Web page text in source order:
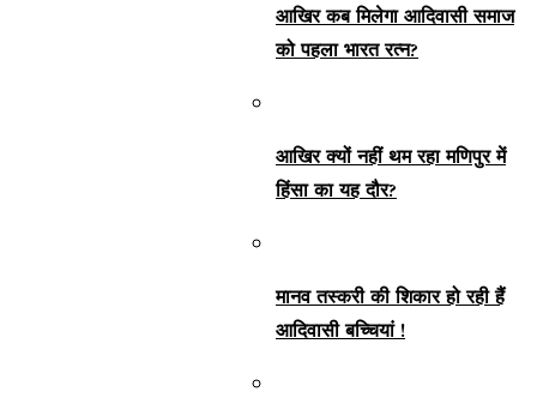
आखिर कब मिलेगा आदिवासी समाज
को पहला भारत रत्न?
आखिर क्यों नहीं थम रहा मणिपुर में
हिंसा का यह दौर?
मानव तस्करी की शिकार हो रही हैं
आदिवासी बच्चियां !